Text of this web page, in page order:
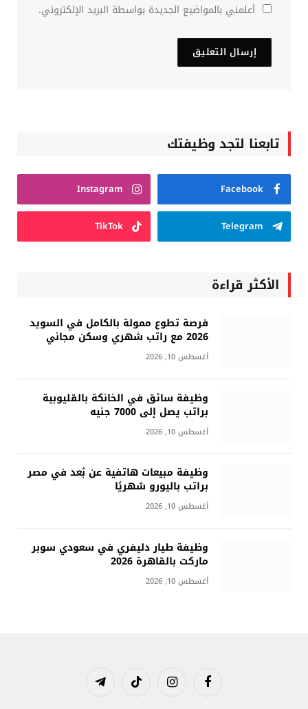
أعلمني بالمواضيع الجديدة بواسطة البريد الإلكتروني.
تابعنا لتجد وظيفتك
Facebook
Instagram
Telegram
TikTok
الأكثر قراءة
فرصة تطوع ممولة بالكامل في السويد
2026 مع راتب شهري وسكن مجاني
أغسطس 10, 2026
وظيفة سائق في الخانكة بالقليوبية
براتب يصل إلى 7000 جنيه
أغسطس 10, 2026
وظيفة مبيعات هاتفية عن بُعد في مصر
براتب باليورو شهريًا
أغسطس 10, 2026
وظيفة طيار دليفري في سعودي سوبر
ماركت بالقاهرة 2026
أغسطس 10, 2026
فيسبوك الانستغرامتيكتوك تيلقرام